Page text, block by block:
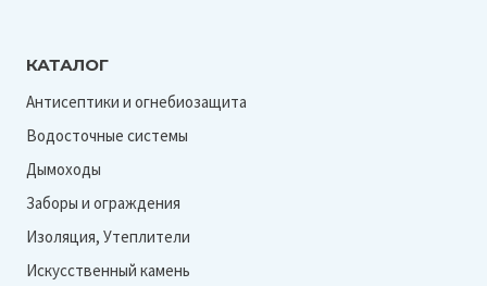
КАТАЛОГ
Антисептики и огнебиозащита
Водосточные системы
Дымоходы
Заборы и ограждения
Изоляция, Утеплители
Искусственный камень